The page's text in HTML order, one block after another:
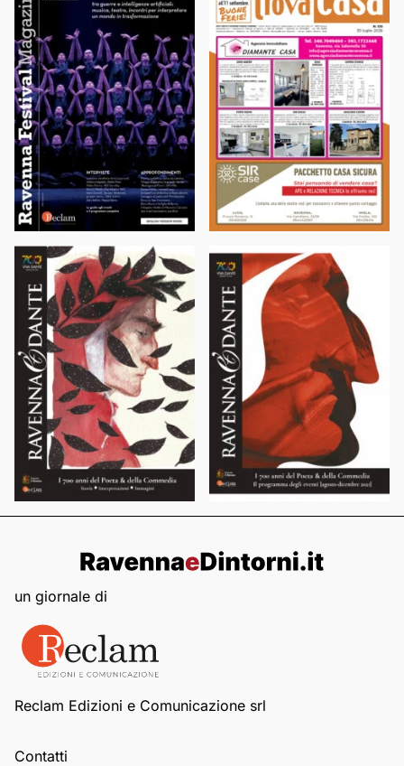
un giornale di
Reclam Edizioni e Comunicazione srl
Contatti